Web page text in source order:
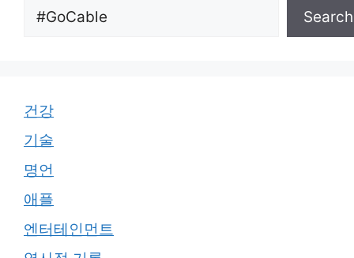
Search
건강
기술
명언
애플
엔터테인먼트